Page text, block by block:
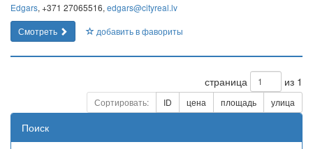
Edgars, +371 27065516, edgars@cityreal.lv
Смотреть
добавить в фавориты
страница из 1
Сортировать: ID цена площадь улица
Поиск